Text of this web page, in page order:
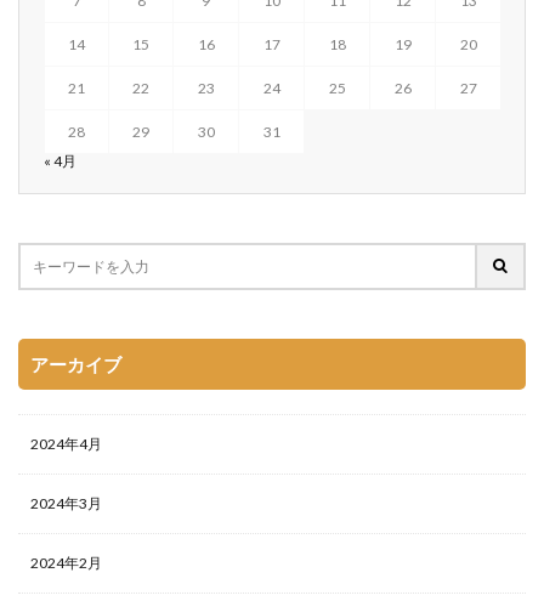
14 15 16 17 18 19 20
21 22 23 24 25 26 27
28 29 30
31
« 4月
アーカイブ
2024年4月
2024年3月
2024年2月